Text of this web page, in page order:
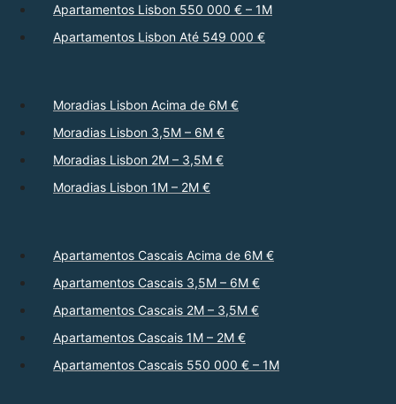
Apartamentos Lisbon 550 000 € – 1M
Apartamentos Lisbon Até 549 000 €
Moradias Lisbon Acima de 6M €
Moradias Lisbon 3,5M – 6M €
Moradias Lisbon 2M – 3,5M €
Moradias Lisbon 1M – 2M €
Apartamentos Cascais Acima de 6M €
Apartamentos Cascais 3,5M – 6M €
Apartamentos Cascais 2M – 3,5M €
Apartamentos Cascais 1M – 2M €
Apartamentos Cascais 550 000 € – 1M